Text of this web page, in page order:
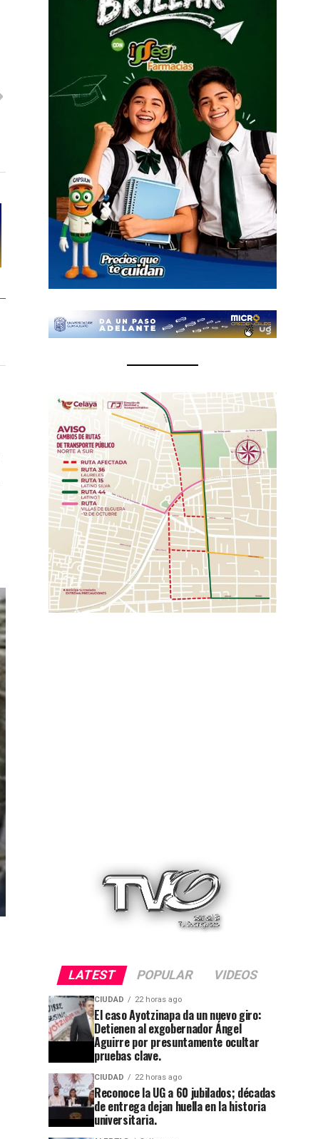
LATEST POPULAR VIDEOS
CIUDAD 22 horas ago
El caso Ayotzinapa da un nuevo giro:
Detienen al exgobernador Ángel
Aguirre por presuntamente ocultar
pruebas clave.
CIUDAD 22 horas ago
Reconoce la UG a 60 jubilados; décadas
de entrega dejan huella en la historia
universitaria.
CIUDAD 1 semana ago